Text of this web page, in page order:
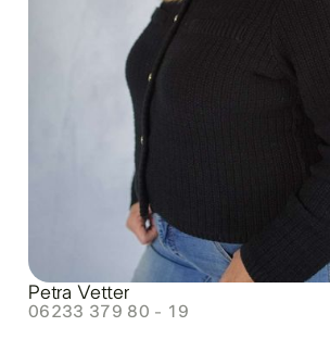
Petra Vetter
06233 379 80 - 19